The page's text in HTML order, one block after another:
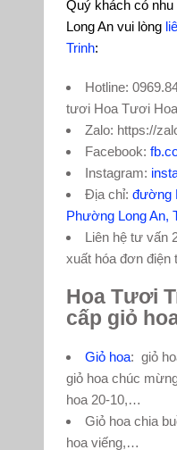
Quý khách có
Long An vui lòng
Trinh:
Hotline:
tươi Hoa Tươi
Zalo: https://
Facebook:
Instagram:
Địa chỉ: đường
Phường Long An,
Liên hệ tư vấn
xuất hóa đơn điện
Hoa Tươi
cấp giỏ
Giỏ hoa: giỏ
giỏ hoa chúc
hoa 20-10,…
Giỏ hoa chia
hoa viếng,…